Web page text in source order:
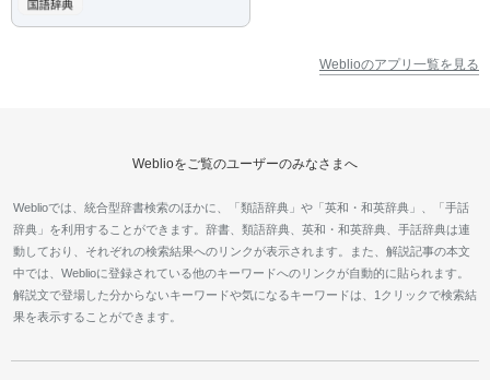
Weblioのアプリ一覧を見る
Weblioをご覧のユーザーのみなさまへ
Weblioでは、統合型辞書検索のほかに、「類語辞典」や「英和・和英辞典」、「手話
辞典」を利用することができます。辞書、類語辞典、英和・和英辞典、手話辞典は連
動しており、それぞれの検索結果へのリンクが表示されます。また、解説記事の本文
中では、Weblioに登録されている他のキーワードへのリンクが自動的に貼られます。
解説文で登場した分からないキーワードや気になるキーワードは、1クリックで検索結
果を表示することができます。